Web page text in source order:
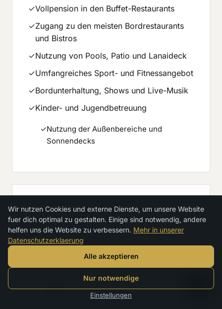
✓Vollpension in den Buffet-Restaurants
✓Zugang zu den meisten Bordrestaurants
und Bistros
✓Nutzung von Pools, Patio und Lanaideck
✓Umfangreiches Sport- und Fitnessangebot
✓Bordunterhaltung, Shows und Live-Musik
✓Kinder- und Jugendbetreuung
✓Nutzung der Außenbereiche und
Sonnendecks
+ Mit Aufpreis
+Getränke (separat oder im optionalen
+À-la-carte-Spezialitätenrestaurants
Spa-Behandlungen, Massagen und
Wir nutzen Cookies und externe Dienste, um unsere Website
fuer dich optimal zu gestalten. Einige sind notwendig, andere
helfen uns die Website zu verbessern. Mehr in unserer
Datenschutzerklaerung
Alle akzeptieren
Nur notwendige
Einstellungen